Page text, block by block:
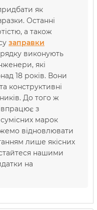
як
Останні
а також
заправки
виконують
які
18 років. Вони
конструктивні
До того ж
з
марок
відновлювати
лише якісних
нашими
на